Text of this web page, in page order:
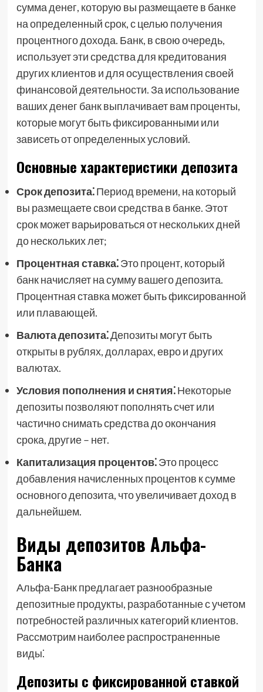
сумма денег, которую вы размещаете в банке
на определенный срок, с целью получения
процентного дохода. Банк, в свою очередь,
использует эти средства для кредитования
других клиентов и для осуществления своей
финансовой деятельности. За использование
ваших денег банк выплачивает вам проценты,
которые могут быть фиксированными или
зависеть от определенных условий.
Основные характеристики депозита
Срок депозита⁚Период времени, на который
вы размещаете свои средства в банке. Этот
срок может варьироваться от нескольких дней
до нескольких лет;
Процентная ставка⁚Это процент, который
банк начисляет на сумму вашего депозита.
Процентная ставка может быть фиксированной
или плавающей.
Валюта депозита⁚Депозиты могут быть
открыты в рублях, долларах, евро и других
валютах.
Условия пополнения и снятия⁚Некоторые
депозиты позволяют пополнять счет или
частично снимать средства до окончания
срока, другие – нет.
Капитализация процентов⁚Это процесс
добавления начисленных процентов к сумме
основного депозита, что увеличивает доход в
дальнейшем.
Виды депозитов Альфа-
Банка
Альфа-Банк предлагает разнообразные
депозитные продукты, разработанные с учетом
потребностей различных категорий клиентов.
Рассмотрим наиболее распространенные
виды⁚
Депозиты с фиксированной ставкой